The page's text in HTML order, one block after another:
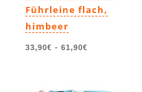
Führleine flach,
himbeer
33,90€ - 61,90€